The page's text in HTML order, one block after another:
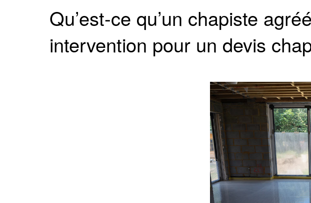
Qu’est-ce qu’un chapiste
intervention pour un devis